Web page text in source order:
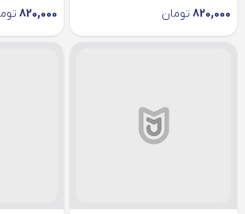
820,000 تومان 820,000